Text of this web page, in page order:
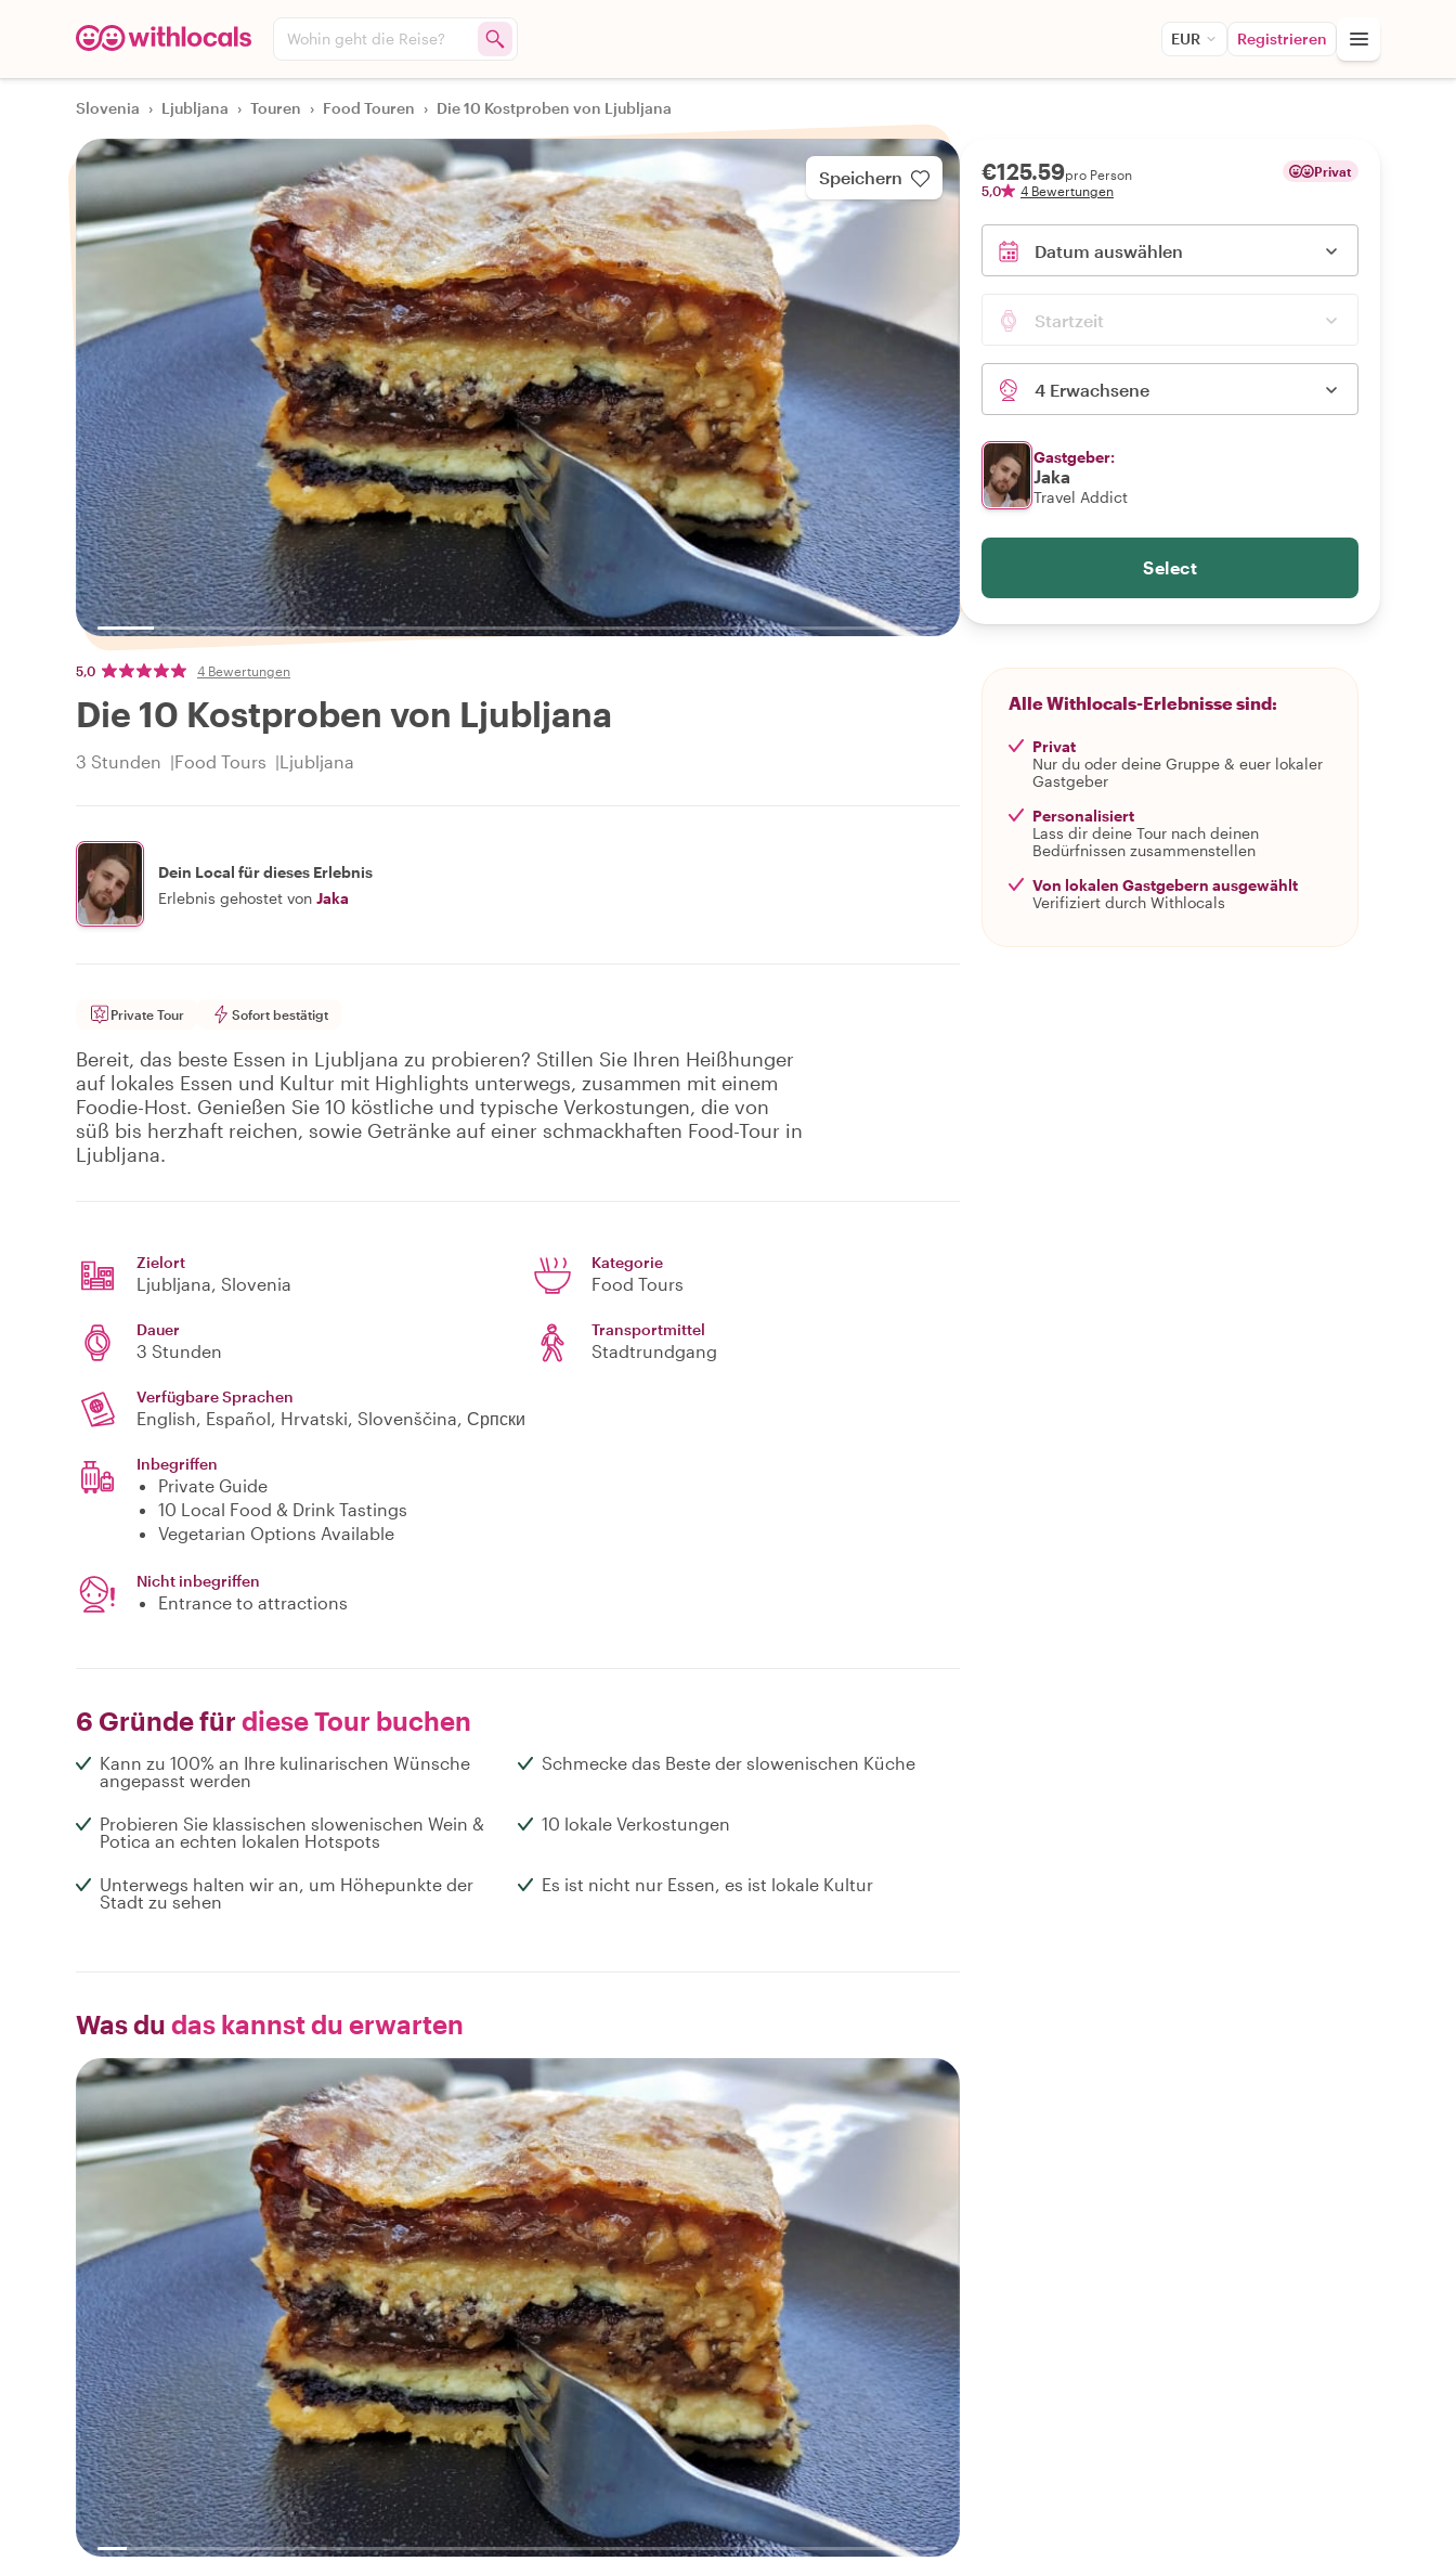
Wohin geht die Reise? EUR Registrieren
Slovenia › Ljubljana › Touren › Food Touren › Die 10 Kostproben von Ljubljana
Speichern
5,0 4 Bewertungen
Die 10 Kostproben von Ljubljana
3 Stunden Food Tours Ljubljana
Dein Local für dieses Erlebnis
Erlebnis gehostet von Jaka
Private Tour Sofort bestätigt
Bereit, das beste Essen in Ljubljana zu probieren? Stillen Sie Ihren Heißhunger
auf lokales Essen und Kultur mit Highlights unterwegs, zusammen mit einem
Foodie-Host. Genießen Sie 10 köstliche und typische Verkostungen, die von
süß bis herzhaft reichen, sowie Getränke auf einer schmackhaften Food-Tour in
Ljubljana.
Zielort
Ljubljana, Slovenia
Kategorie
Food Tours
Dauer
3 Stunden
Transportmittel
Stadtrundgang
Verfügbare Sprachen
English, Español, Hrvatski, Slovenščina, Српски
Inbegriffen
Private Guide
10 Local Food & Drink Tastings
Vegetarian Options Available
Nicht inbegriffen
Entrance to attractions
6 Gründe für diese Tour buchen
Kann zu 100% an Ihre kulinarischen Wünsche
angepasst werden
Schmecke das Beste der slowenischen Küche
Probieren Sie klassischen slowenischen Wein &
Potica an echten lokalen Hotspots
10 lokale Verkostungen
Unterwegs halten wir an, um Höhepunkte der
Stadt zu sehen
Es ist nicht nur Essen, es ist lokale Kultur
Was du das kannst du erwarten
€125.59pro Person
5,0
4 Bewertungen
Privat
Datum auswählen
Startzeit
4 Erwachsene
Gastgeber:
Jaka
Travel Addict
Select
Alle Withlocals-Erlebnisse sind:
Privat
Nur du oder deine Gruppe & euer lokaler
Gastgeber
Personalisiert
Lass dir deine Tour nach deinen
Bedürfnissen zusammenstellen
Von lokalen Gastgebern ausgewählt
Verifiziert durch Withlocals